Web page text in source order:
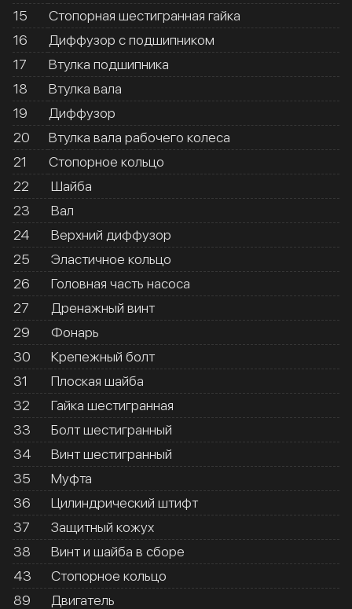
15
Стопорная шестигранная гайка
16
Диффузор с подшипником
17
Втулка подшипника
18
Втулка вала
19
Диффузор
20
Втулка вала рабочего колеса
21
Стопорное кольцо
22
Шайба
23
Вал
24
Верхний диффузор
25
Эластичное кольцо
26
Головная часть насоса
27
Дренажный винт
29
Фонарь
30
Крепежный болт
31
Плоская шайба
32
Гайка шестигранная
33
Болт шестигранный
34
Винт шестигранный
35
Муфта
36
Цилиндрический штифт
37
Защитный кожух
38
Винт и шайба в сборе
43
Стопорное кольцо
89
Двигатель